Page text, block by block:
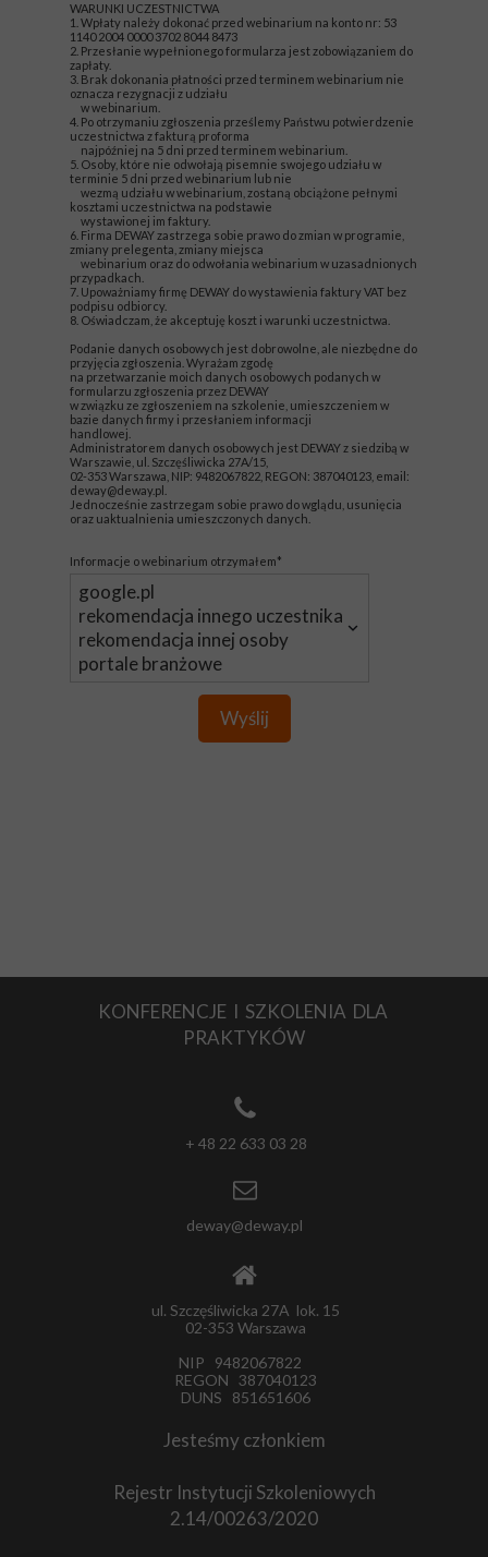
WARUNKI UCZESTNICTWA
1. Wpłaty należy dokonać przed webinarium na konto nr: 53
1140 2004 0000 3702 8044 8473
2. Przesłanie wypełnionego formularza jest zobowiązaniem do
zapłaty.
3. Brak dokonania płatności przed terminem webinarium nie
oznacza rezygnacji z udziału
w webinarium.
4. Po otrzymaniu zgłoszenia prześlemy Państwu potwierdzenie
uczestnictwa z fakturą proforma
najpóźniej na 5 dni przed terminem webinarium.
5. Osoby, które nie odwołają pisemnie swojego udziału w
terminie 5 dni przed webinarium lub nie
wezmą udziału w webinarium, zostaną obciążone pełnymi
kosztami uczestnictwa na podstawie
wystawionej im faktury.
6. Firma DEWAY zastrzega sobie prawo do zmian w programie,
zmiany prelegenta, zmiany miejsca
webinarium oraz do odwołania webinarium w uzasadnionych
przypadkach.
7. Upoważniamy firmę DEWAY do wystawienia faktury VAT bez
podpisu odbiorcy.
8. Oświadczam, że akceptuję koszt i warunki uczestnictwa.
Podanie danych osobowych jest dobrowolne, ale niezbędne do
przyjęcia zgłoszenia. Wyrażam zgodę
na przetwarzanie moich danych osobowych podanych w
formularzu zgłoszenia przez DEWAY
w związku ze zgłoszeniem na szkolenie, umieszczeniem w
bazie danych firmy i przesłaniem informacji
handlowej.
Administratorem danych osobowych jest DEWAY z siedzibą w
Warszawie, ul. Szczęśliwicka 27A/15,
02-353 Warszawa, NIP: 9482067822, REGON: 387040123, email:
deway@deway.pl.
Jednocześnie zastrzegam sobie prawo do wglądu, usunięcia
oraz uaktualnienia umieszczonych danych.
Informacje o webinarium otrzymałem*
Wyślij
ul. Szczęśliwicka 27A lok. 15
02-353 Warszawa
NIP 9482067822
REGON 387040123
DUNS 851651606
+ 48 22 633 03 28
deway@deway.pl
Jesteśmy członkiem
Rejestr Instytucji Szkoleniowych
2.14/00263/2020
KONFERENCJE I SZKOLENIA DLA
PRAKTYKÓW